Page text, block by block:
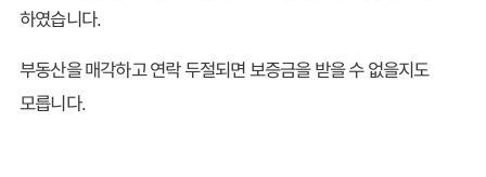
하였습니다.
부동산을 매각하고 연락 두절되면 보증금을 받을 수 없을지도
모릅니다.